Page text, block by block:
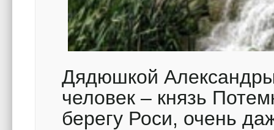
Дядюшкой
человек – князь
берегу Роси, очень